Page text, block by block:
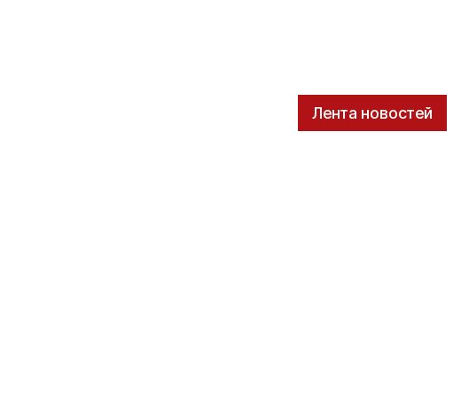
Лента новостей